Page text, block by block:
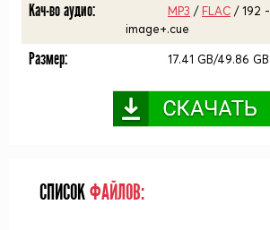
Кач-во аудио: MP3 /FLAC / 192
image+.cue
Размер: 17.41 GB/49.86 GB
СПИСОКФАЙЛОВ: